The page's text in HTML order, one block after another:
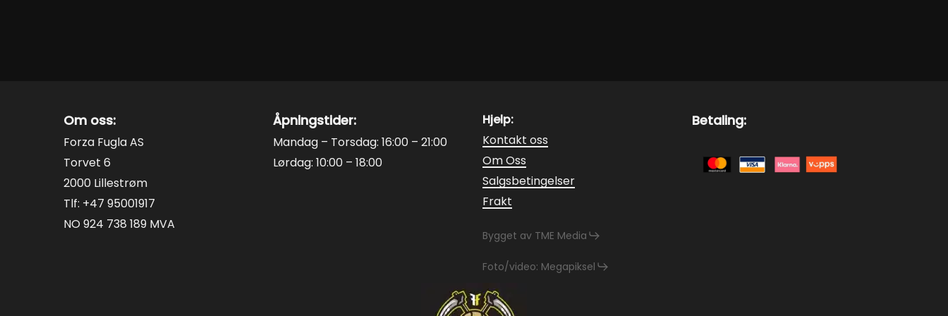
Om oss:
Forza Fugla AS
Torvet 6
2000 Lillestrøm
Tlf: +47 95001917
NO 924 738 189 MVA
Åpningstider:
Mandag – Torsdag: 16:00 – 21:00
Lørdag: 10:00 – 18:00
Hjelp:
Kontakt oss
Om Oss
Salgsbetingelser
Frakt
Bygget av TME Media
Foto/video: Megapiksel
Betaling: